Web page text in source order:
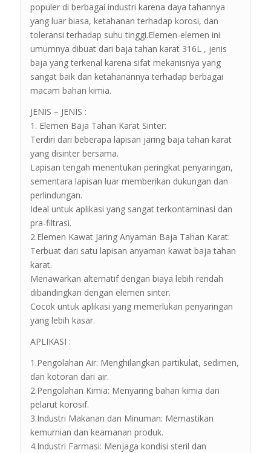
populer di berbagai industri karena daya tahannya
yang luar biasa, ketahanan terhadap korosi, dan
toleransi terhadap suhu tinggi.Elemen-elemen ini
umumnya dibuat dari baja tahan karat 316L , jenis
baja yang terkenal karena sifat mekanisnya yang
sangat baik dan ketahanannya terhadap berbagai
macam bahan kimia.
JENIS – JENIS :
1. Elemen Baja Tahan Karat Sinter:
Terdiri dari beberapa lapisan jaring baja tahan karat
yang disinter bersama.
Lapisan tengah menentukan peringkat penyaringan,
sementara lapisan luar memberikan dukungan dan
perlindungan.
Ideal untuk aplikasi yang sangat terkontaminasi dan
pra-filtrasi.
2.Elemen Kawat Jaring Anyaman Baja Tahan Karat:
Terbuat dari satu lapisan anyaman kawat baja tahan
karat.
Menawarkan alternatif dengan biaya lebih rendah
dibandingkan dengan elemen sinter.
Cocok untuk aplikasi yang memerlukan penyaringan
yang lebih kasar.
APLIKASI :
1.Pengolahan Air: Menghilangkan partikulat, sedimen,
dan kotoran dari air.
2.Pengolahan Kimia: Menyaring bahan kimia dan
pelarut korosif.
3.Industri Makanan dan Minuman: Memastikan
kemurnian dan keamanan produk.
4.Industri Farmasi: Menjaga kondisi steril dan